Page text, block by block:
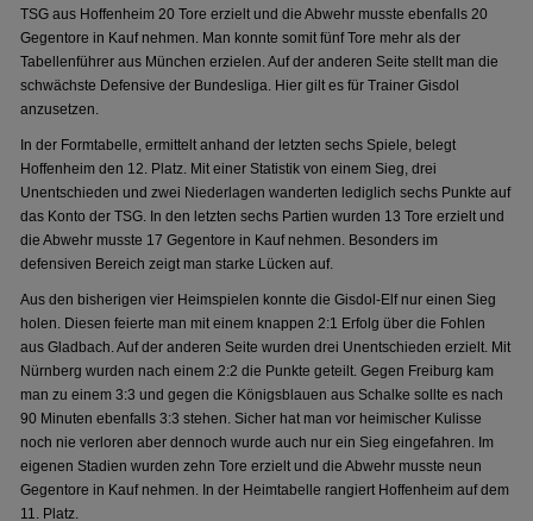
TSG aus Hoffenheim 20 Tore erzielt und die Abwehr musste ebenfalls 20
Gegentore in Kauf nehmen. Man konnte somit fünf Tore mehr als der
Tabellenführer aus München erzielen. Auf der anderen Seite stellt man die
schwächste Defensive der Bundesliga. Hier gilt es für Trainer Gisdol
anzusetzen.
In der Formtabelle, ermittelt anhand der letzten sechs Spiele, belegt
Hoffenheim den 12. Platz. Mit einer Statistik von einem Sieg, drei
Unentschieden und zwei Niederlagen wanderten lediglich sechs Punkte auf
das Konto der TSG. In den letzten sechs Partien wurden 13 Tore erzielt und
die Abwehr musste 17 Gegentore in Kauf nehmen. Besonders im
defensiven Bereich zeigt man starke Lücken auf.
Aus den bisherigen vier Heimspielen konnte die Gisdol-Elf nur einen Sieg
holen. Diesen feierte man mit einem knappen 2:1 Erfolg über die Fohlen
aus Gladbach. Auf der anderen Seite wurden drei Unentschieden erzielt. Mit
Nürnberg wurden nach einem 2:2 die Punkte geteilt. Gegen Freiburg kam
man zu einem 3:3 und gegen die Königsblauen aus Schalke sollte es nach
90 Minuten ebenfalls 3:3 stehen. Sicher hat man vor heimischer Kulisse
noch nie verloren aber dennoch wurde auch nur ein Sieg eingefahren. Im
eigenen Stadien wurden zehn Tore erzielt und die Abwehr musste neun
Gegentore in Kauf nehmen. In der Heimtabelle rangiert Hoffenheim auf dem
11. Platz.